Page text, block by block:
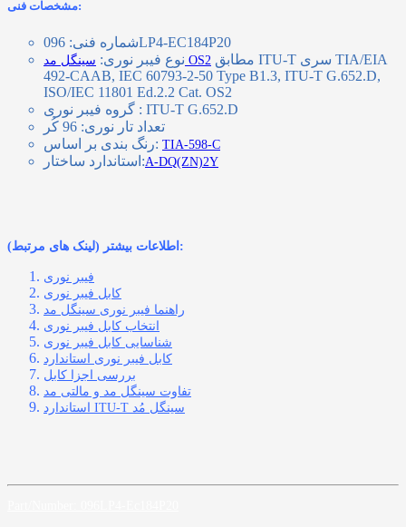
مشخصات فنی:
شماره فنی: 096LP4-EC184P20
نوع فیبر نوری: سینگل مد OS2
492-CAAB, IEC 60793-2-50 Type B1.3, ITU-T G.652.D,
ISO/IEC 11801 Ed.2.2 Cat. OS2
گروه فیبر نوری : ITU-T G.652.D
تعداد تار نوری: 96 کُر
رنگ بندی بر اساس: TIA-598-C
استاندارد ساختار:A-DQ(ZN)2Y
اطلاعات بیشتر (لینک های مرتبط):
فیبر نوری
کابل فیبر نوری
راهنما فیبر نوری سینگل مد
انتخاب کابل فیبر نوری
شناسایی کابل فیبر نوری
کابل فیبر نوری استاندارد
بررسی اجزا کابل
تفاوت سینگل مد و مالتی مد
استاندارد ITU-T سینگل مُد